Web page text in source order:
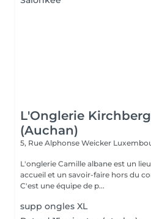
L'Onglerie Kirchberg
(Auchan)
5, Rue Alphonse Weicker
L'onglerie Camille albane est un
accueil et un savoir-faire hors du
C'est une équipe de p...
supp ongles XL